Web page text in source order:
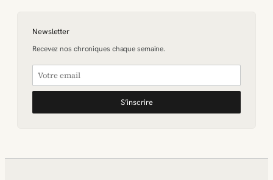
Newsletter
Recevez nos chroniques chaque semaine.
S’inscrire